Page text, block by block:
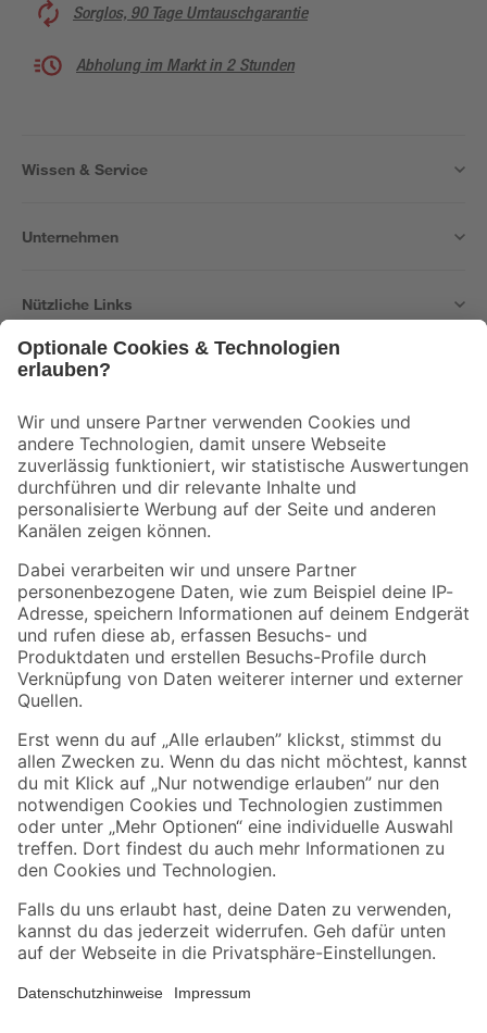
Sorglos, 90 Tage Umtauschgarantie
Abholung im Markt in 2 Stunden
Wissen & Service
Unternehmen
Nützliche Links
Der toom Newsletter: Keine Angebote und Aktionen mehr verpassen!
Zur Newsletter Anmeldung
Folge uns
Zahlungsarten Versandarten
Sicher einkaufen
Jetzt die toom-App herunterladen
Alle Preisangaben in EUR inkl. gesetzl. MwSt.. Die dargestellten Angebote sind unter
Umständen nicht in allen Märkten verfügbar. Die angegebenen Verfügbarkeiten beziehen
Produkte nur solange der Vorrat reicht.
*Paketversand ab 59 € versandkostenfrei, gilt nicht für Artikel mit Speditionsversand, hier